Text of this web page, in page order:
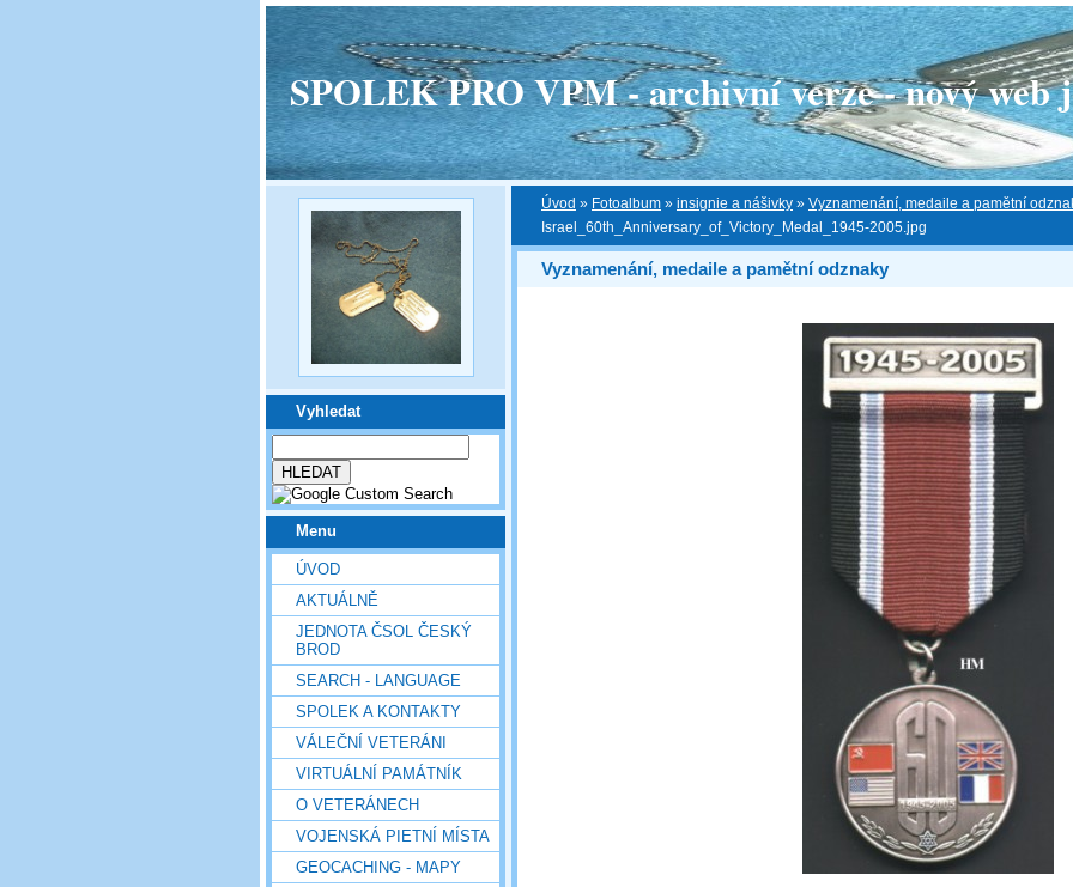
SPOLEK PRO VPM - archivní verze - nový web
Vyhledat
Menu
ÚVOD
AKTUÁLNĚ
JEDNOTA ČSOL ČESKÝ
BROD
SEARCH - LANGUAGE
SPOLEK A KONTAKTY
VÁLEČNÍ VETERÁNI
VIRTUÁLNÍ PAMÁTNÍK
O VETERÁNECH
VOJENSKÁ PIETNÍ MÍSTA
GEOCACHING - MAPY
Úvod » Fotoalbum » insignie a nášivky » Vyznamenání, medaile a pamětní
Israel_60th_Anniversary_of_Victory_Medal_1945-2005.jpg
Vyznamenání, medaile a pamětní odznaky